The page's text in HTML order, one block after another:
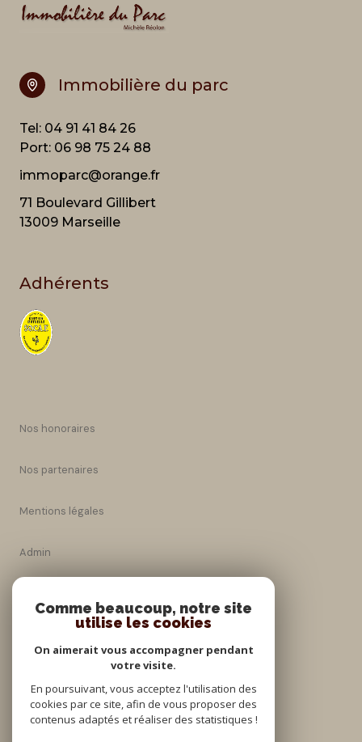
Immobilière du parc
Tel: 04 91 41 84 26
Port: 06 98 75 24 88
immoparc@orange.fr
71 Boulevard Gillibert
13009 Marseille
Adhérents
Nos honoraires
Nos partenaires
Mentions légales
Admin
© 2026 | Tous droits réservés
Comme beaucoup, notre site
utilise les cookies
On aimerait vous accompagner pendant
votre visite.
En poursuivant, vous acceptez l'utilisation des
cookies par ce site, afin de vous proposer des
contenus adaptés et réaliser des statistiques !